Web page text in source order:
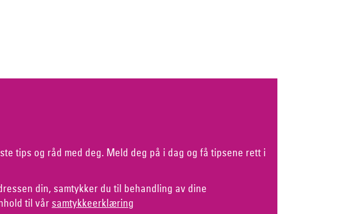
tips og råd med deg. Meld deg på i dag og få tipsene rett i
din, samtykker du til behandling av dine
til vår samtykkeerklæring